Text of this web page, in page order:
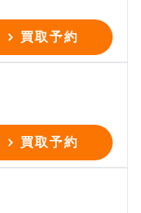
買取予約
買取予約